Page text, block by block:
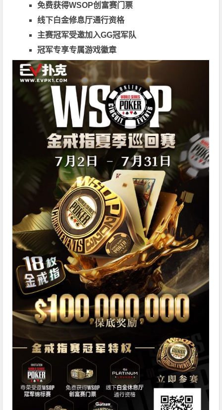
免费获得WSOP创富赛门票
线下白金修息厅通行资格
主赛冠军受邀加入GG冠军队
冠军专享专属游戏徽章